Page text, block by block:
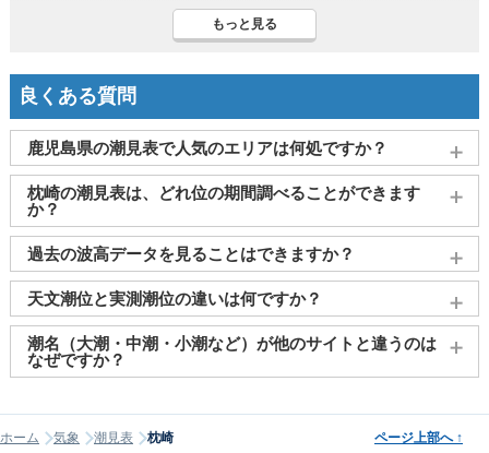
もっと見る
良くある質問
鹿児島県の潮見表で人気のエリアは何処ですか？
鹿児島、奄美大島 、 志布志、屋久島(一湊) 、 与論島(茶花)
く見られております。
枕崎の潮見表は、どれ位の期間調べることができます
か？
2011～2027年までの16年間分の潮汐情報や日の出・日の入りを
調べることができます。視覚的に分かり易くタイドグラフで、
日の出・日の入り情報も合わせて確認することができます。
過去の波高データを見ることはできますか？
大変申し訳ございませんが、過去の波高データ（波の高さ）に
関してはご提供しておりません。
天文潮位と実測潮位の違いは何ですか？
天文潮位とは、月や太陽の引力をもとに計算された予測値で
す。一方、実測潮位は観測所で実際に計測された海面の高さで
す。両者には気圧や風などの気象条件により差（潮位偏差）が
ら陸に向かって強風が吹くと、海水が沿岸に吹き寄せられて潮
潮名（大潮・中潮・小潮など）が他のサイトと違うのは
なぜですか？
何日まで大潮」という統一された公的な定義はありません。そ
のため、サイトが採用する計算方式によって、境界にあたる日
ホーム 気象 潮見表 枕崎 ページ上部へ ↑